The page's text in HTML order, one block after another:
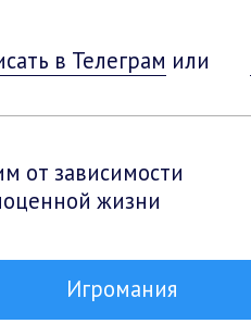
в Телеграм или
от зависимости
жизни
Игромания